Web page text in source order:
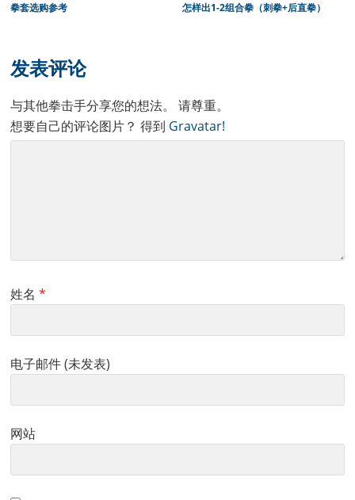
拳套选购参考 怎样出1-2组合拳（刺拳+后直拳）
Interactions
发表评论
与其他拳击手分享您的想法。 请尊重。
想要自己的评论图片？ 得到 Gravatar!
姓名 *
电子邮件 (未发表)
网站